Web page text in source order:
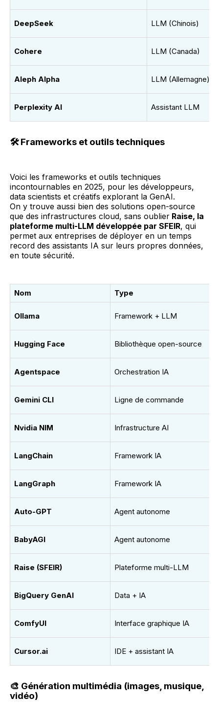
DeepSeek LLM (Chinois)
Cohere LLM (Canada)
Aleph Alpha LLM (Allemagne)
Perplexity AI Assistant LLM
🛠️Frameworks et outils techniques
Voici les frameworks et outils techniques
incontournables en 2025, pour les développeurs,
data scientists et créatifs explorant la GenAI.
On y trouve aussi bien des solutions open-source
que des infrastructures cloud, sans oublier Raise, la
plateforme multi-LLM développée par SFEIR, qui
permet aux entreprises de déployer en un temps
record des assistants IA sur leurs propres données,
en toute sécurité.
Nom Type
Ollama Framework + LLM
Hugging Face Bibliothèque open-source
Agentspace Orchestration IA
Gemini CLI Ligne de commande
Nvidia NIM Infrastructure AI
LangChain Framework IA
LangGraph Framework IA
Auto-GPT Agent autonome
BabyAGI Agent autonome
Raise (SFEIR) Plateforme multi-LLM
BigQuery GenAI Data + IA
ComfyUI Interface graphique IA
Cursor.ai IDE + assistant IA
🎨 Génération multimédia (images, musique,
vidéo)